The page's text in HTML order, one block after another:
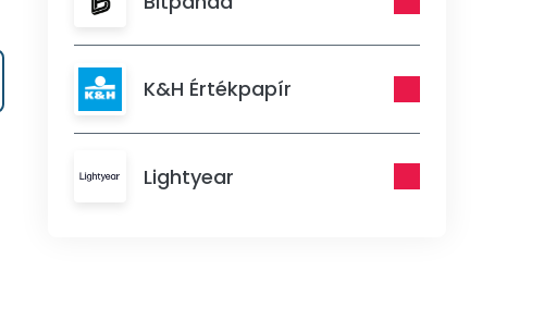
K&H Értékpapír
Lightyear